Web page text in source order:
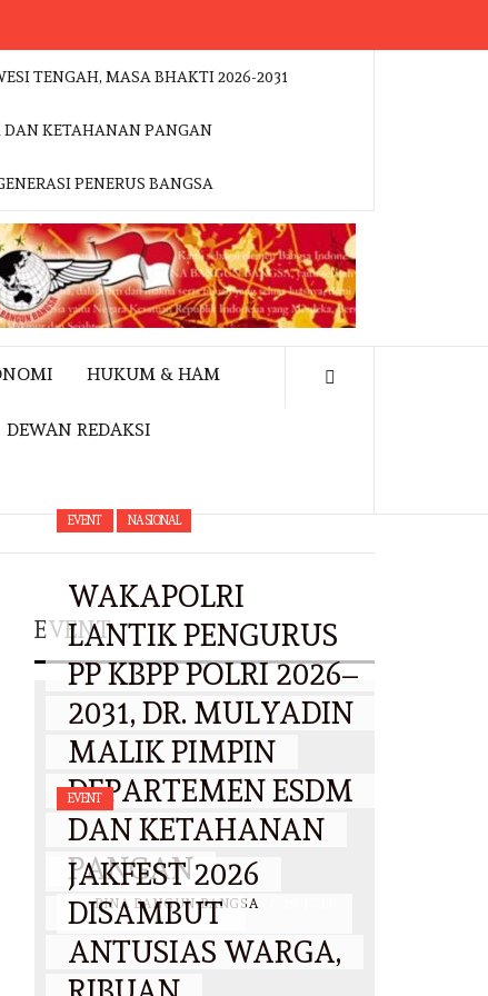
TENGAH, MASA BHAKTI 2026-2031
DAN KETAHANAN PANGAN
PENERUS BANGSA
HUKUM & HAM
DEWAN REDAKSI
EVENT
EVENT NASIONAL
WAKAPOLRI
LANTIK PENGURUS
PP KBPP POLRI 2026–
2031, DR. MULYADIN
MALIK PIMPIN
DEPARTEMEN ESDM
DAN KETAHANAN
PANGAN
BY BINA BANGUN BANGSA
2026
EVENT
JAKFEST 2026
DISAMBUT
ANTUSIAS WARGA,